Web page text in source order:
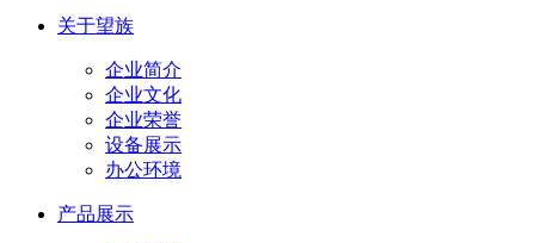
关于望族
企业简介
企业文化
企业荣誉
设备展示
办公环境
产品展示